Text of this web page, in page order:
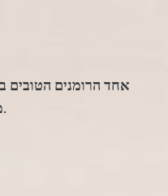
אחד הרומנים הטובים
מזה זמן רב – עבה, חכם וחלקלק.